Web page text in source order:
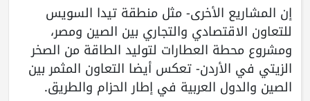
إن المشاريع الأخرى- مثل منطقة تيدا السويس
للتعاون الاقتصادي والتجاري بين الصين ومصر،
ومشروع محطة العطارات لتوليد الطاقة من الصخر
الزيتي في الأردن- تعكس أيضا التعاون المثمر بين
الصين والدول العربية في إطار الحزام والطريق.